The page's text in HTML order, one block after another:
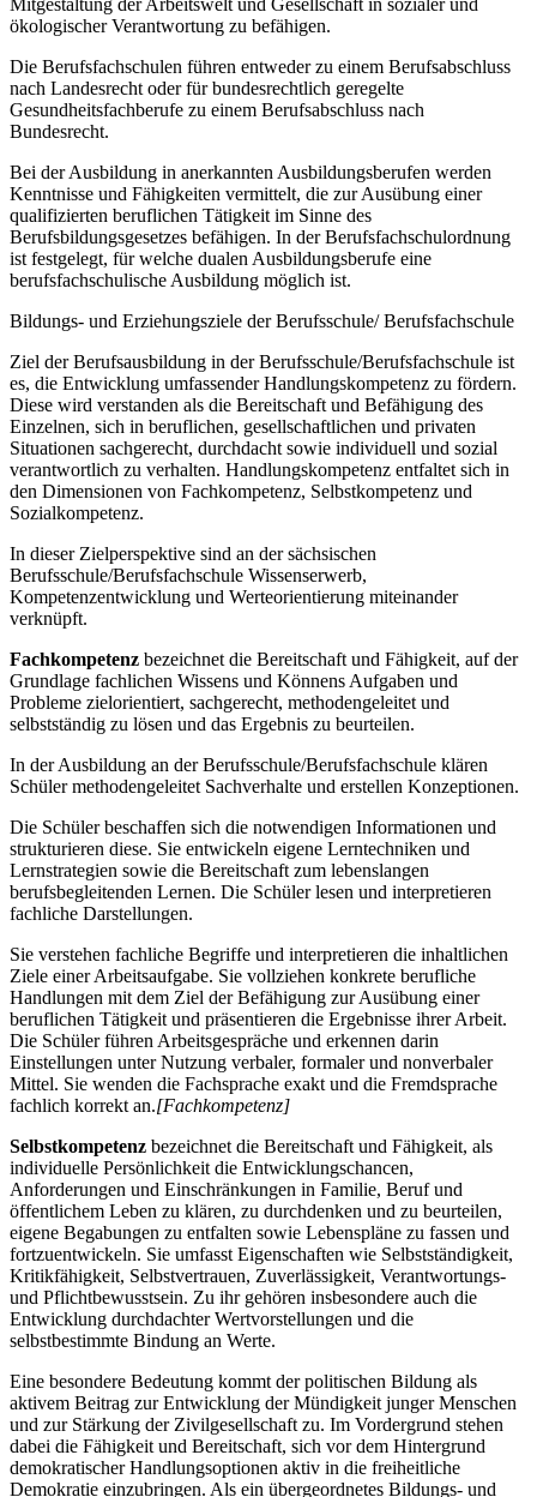
ökologischer Verantwortung zu befähigen.
Die Berufsfachschulen führen entweder zu einem Berufsabschluss
nach Landesrecht oder für bundesrechtlich geregelte
Gesundheitsfachberufe zu einem Berufsabschluss nach
Bundesrecht.
Bei der Ausbildung in anerkannten Ausbildungsberufen werden
Kenntnisse und Fähigkeiten vermittelt, die zur Ausübung einer
qualifizierten beruflichen Tätigkeit im Sinne des
Berufsbildungsgesetzes befähigen. In der Berufsfachschulordnung
ist festgelegt, für welche dualen Ausbildungsberufe eine
berufsfachschulische Ausbildung möglich ist.
Bildungs- und Erziehungsziele der Berufsschule/ Berufsfachschule
Ziel der Berufsausbildung in der Berufsschule/Berufsfachschule ist
es, die Entwicklung umfassender Handlungskompetenz zu fördern.
Diese wird verstanden als die Bereitschaft und Befähigung des
Einzelnen, sich in beruflichen, gesellschaftlichen und privaten
Situationen sachgerecht, durchdacht sowie individuell und sozial
verantwortlich zu verhalten. Handlungskompetenz entfaltet sich in
den Dimensionen von Fachkompetenz, Selbstkompetenz und
Sozialkompetenz.
In dieser Zielperspektive sind an der sächsischen
Berufsschule/Berufsfachschule Wissenserwerb,
Kompetenzentwicklung und Werteorientierung miteinander
verknüpft.
Fachkompetenz bezeichnet die Bereitschaft und Fähigkeit, auf der
Grundlage fachlichen Wissens und Könnens Aufgaben und
Probleme zielorientiert, sachgerecht, methodengeleitet und
selbstständig zu lösen und das Ergebnis zu beurteilen.
In der Ausbildung an der Berufsschule/Berufsfachschule klären
Schüler methodengeleitet Sachverhalte und erstellen Konzeptionen.
Die Schüler beschaffen sich die notwendigen Informationen und
strukturieren diese. Sie entwickeln eigene Lerntechniken und
Lernstrategien sowie die Bereitschaft zum lebenslangen
berufsbegleitenden Lernen. Die Schüler lesen und interpretieren
fachliche Darstellungen.
Sie verstehen fachliche Begriffe und interpretieren die inhaltlichen
Ziele einer Arbeitsaufgabe. Sie vollziehen konkrete berufliche
Handlungen mit dem Ziel der Befähigung zur Ausübung einer
beruflichen Tätigkeit und präsentieren die Ergebnisse ihrer Arbeit.
Die Schüler führen Arbeitsgespräche und erkennen darin
Einstellungen unter Nutzung verbaler, formaler und nonverbaler
Mittel. Sie wenden die Fachsprache exakt und die Fremdsprache
fachlich korrekt an.[Fachkompetenz]
Selbstkompetenz bezeichnet die Bereitschaft und Fähigkeit, als
individuelle Persönlichkeit die Entwicklungschancen,
Anforderungen und Einschränkungen in Familie, Beruf und
öffentlichem Leben zu klären, zu durchdenken und zu beurteilen,
eigene Begabungen zu entfalten sowie Lebenspläne zu fassen und
fortzuentwickeln. Sie umfasst Eigenschaften wie Selbstständigkeit,
Kritikfähigkeit, Selbstvertrauen, Zuverlässigkeit, Verantwortungs-
und Pflichtbewusstsein. Zu ihr gehören insbesondere auch die
Entwicklung durchdachter Wertvorstellungen und die
selbstbestimmte Bindung an Werte.
Eine besondere Bedeutung kommt der politischen Bildung als
aktivem Beitrag zur Entwicklung der Mündigkeit junger Menschen
und zur Stärkung der Zivilgesellschaft zu. Im Vordergrund stehen
dabei die Fähigkeit und Bereitschaft, sich vor dem Hintergrund
demokratischer Handlungsoptionen aktiv in die freiheitliche
Demokratie einzubringen. Als ein übergeordnetes Bildungs- und